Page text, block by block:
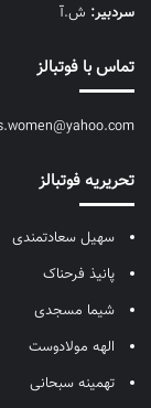
سردبیر: ش.آ
تماس با فوتبالز
تحریریه فوتبالز
سهیل سعادتمندی
پانیذ فرحناک
شیما مسجدی
الهه مولادوست
تهمینه سبحانی